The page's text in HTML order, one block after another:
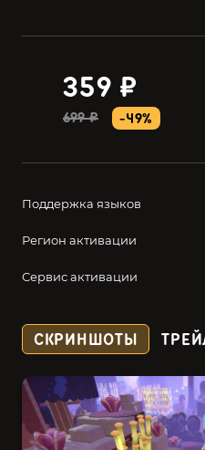
359 ₽
699 ₽ -49%
Поддержка языков
Регион активации
Сервис активации
СКРИНШОТЫ